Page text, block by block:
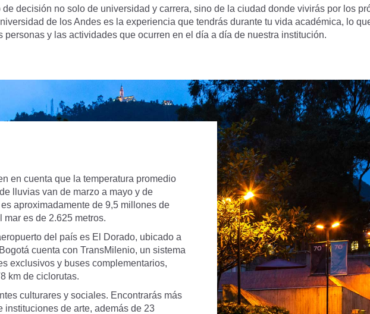
decisión no solo de universidad y carrera, sino de la ciudad donde vivirás por los
de los Andes es la experiencia que tendrás durante tu vida académica, lo
y las actividades que ocurren en el día a día de nuestra institución.
en cuenta que la temperatura promedio
lluvias van de marzo a mayo y de
aproximadamente de 9,5 millones de
es de 2.625 metros.
del país es El Dorado, ubicado a
cuenta con TransMilenio, un sistema
exclusivos y buses complementarios,
km de ciclorutas.
culturares y sociales. Encontrarás más
instituciones de arte, además de 23